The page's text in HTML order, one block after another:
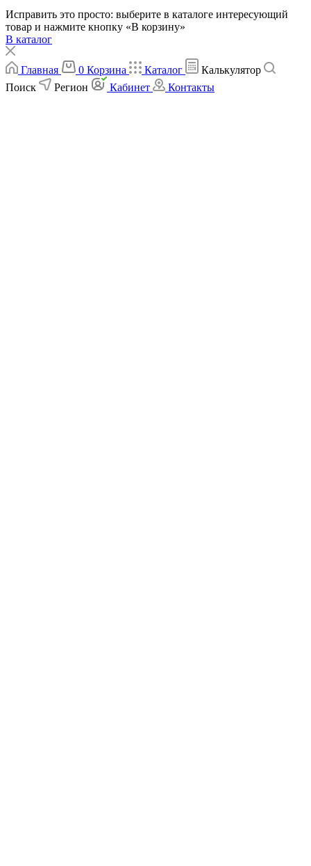
Исправить это просто: выберите в каталоге интересующий
товар и нажмите кнопку «В корзину»
В каталог
Главная 0 Корзина Каталог
Калькулятор
Поиск
Регион Кабинет Контакты